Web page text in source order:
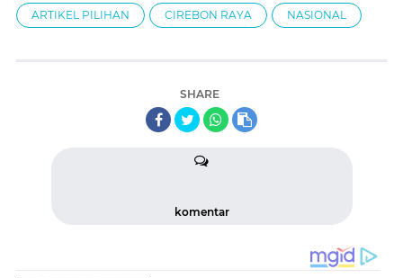
ARTIKEL PILIHAN CIREBON RAYA NASIONAL
SHARE
komentar